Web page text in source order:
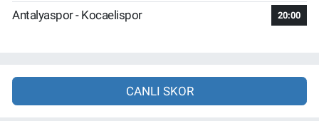
Antalyaspor - Kocaelispor 20:00
CANLI SKOR